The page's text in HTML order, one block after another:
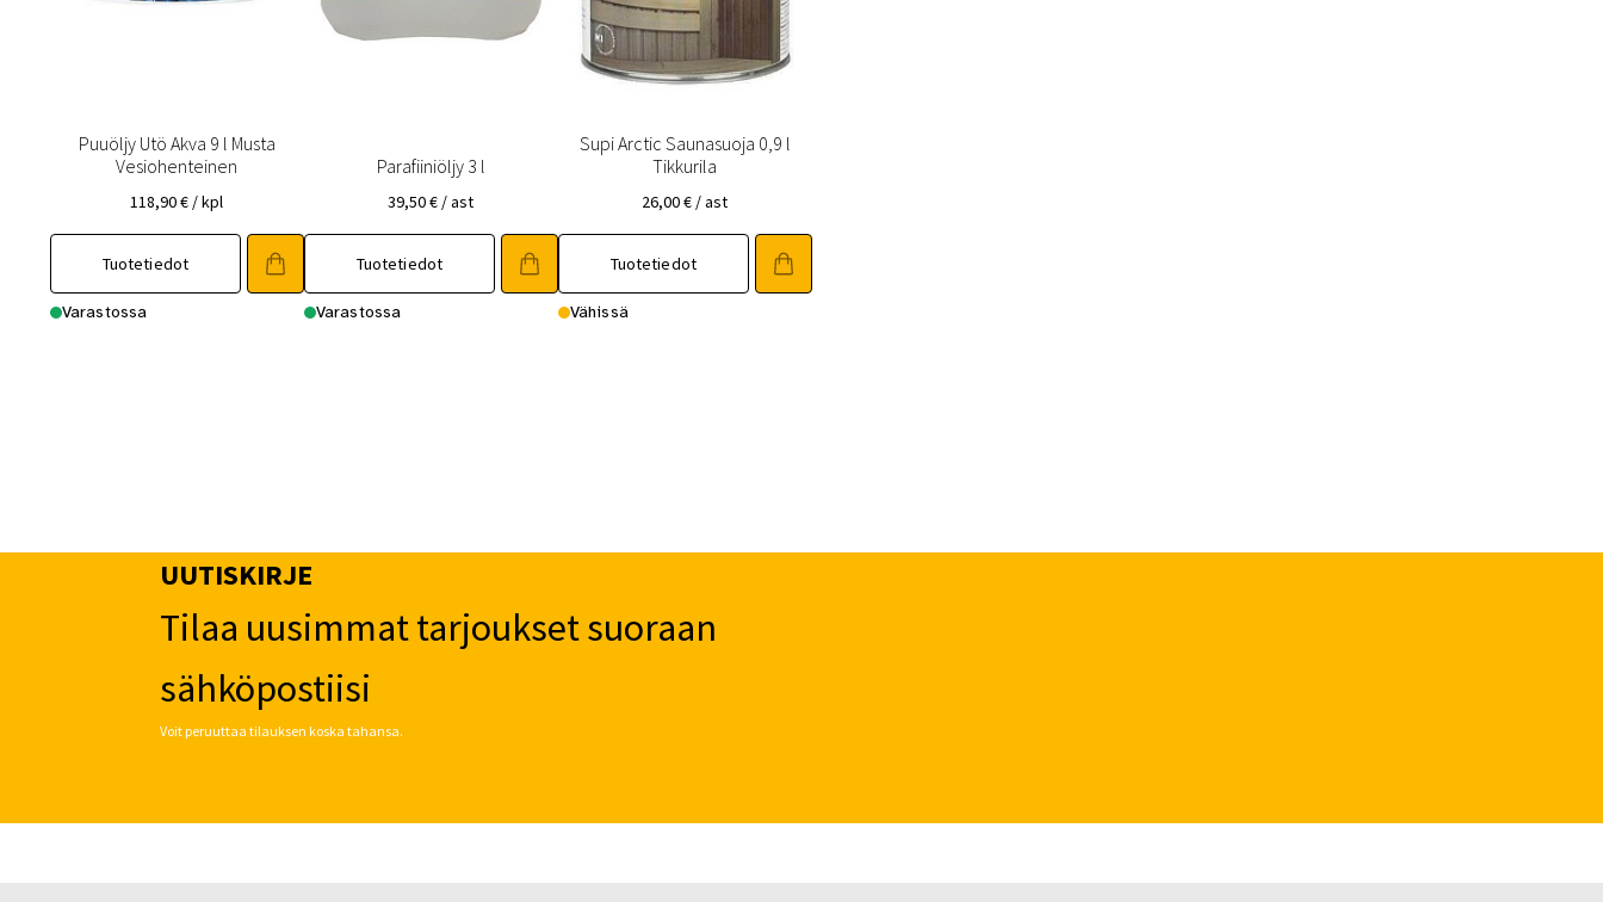
Puuöljy Utö Akva 9 l Musta
Vesiohenteinen
118,90€ / kpl
Tuotetiedot
Varastossa
Parafiiniöljy 3 l
39,50€ / ast
Tuotetiedot
Varastossa
Supi Arctic Saunasuoja 0,9 l
Tikkurila
26,00€ / ast
Tuotetiedot
Vähissä
UUTISKIRJE
Tilaa uusimmat tarjoukset suoraan
sähköpostiisi
Voit peruuttaa tilauksen koska tahansa.